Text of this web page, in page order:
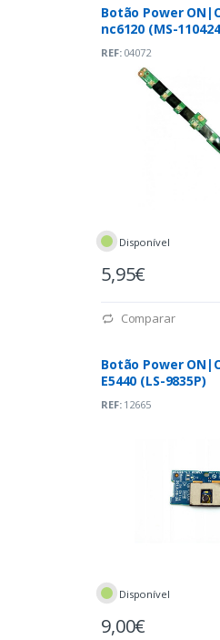
Botão Power
nc6120 (MS-
REF:04072
Disponível
5,95€
Comparar
Botão Power
E5440 (LS-9835P)
REF:12665
Disponível
9,00€